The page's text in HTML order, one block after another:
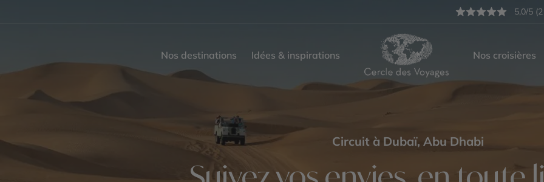
5,0/5
Nos destinations Idées & inspirations Nos croisières
Circuit à Dubaï, Abu Dhabi